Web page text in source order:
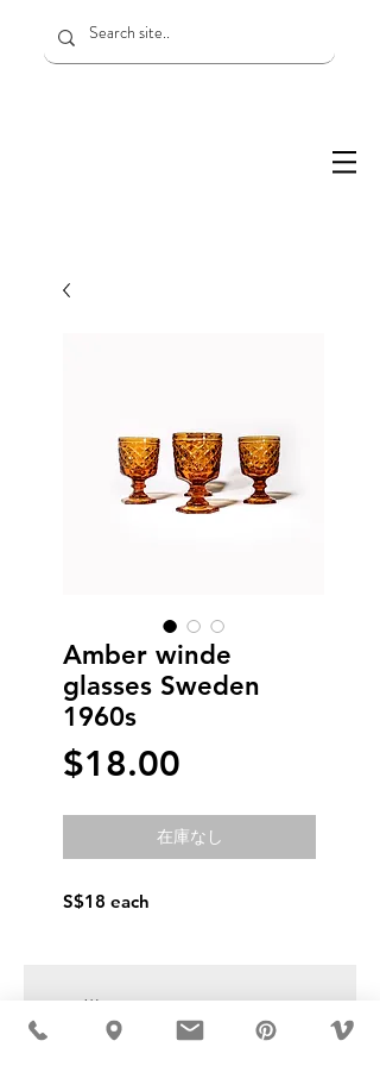
Amber winde
glasses Sweden
1960s
$18.00
格
在庫なし
S$18 each
USD ($)